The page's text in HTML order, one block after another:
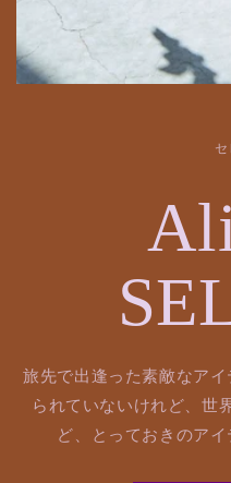
旅先で出逢った素敵なア
られていないけれど、世
ど、とっておきのアイ